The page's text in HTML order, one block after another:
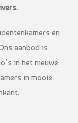
en
aanbod is
in het nieuwe
in mooie